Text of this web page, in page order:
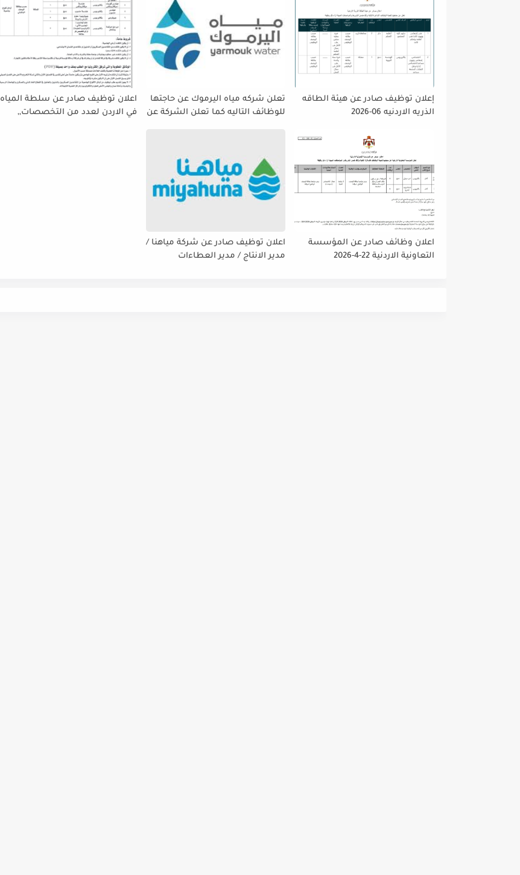
إعلان توظيف صادر عن هيئة الطاقه
الذريه الاردنيه 06-2026
تعلن شركه مياه اليرموك عن حاجتها
للوظائف التاليه كما تعلن الشركة عن
على إتاحة الفرصة الكافية أمام
الجميع لاستكمال إجراءات التقديم.
اعلان توظيف صادر عن سلطة المياه
في الاردن لعدد من التخصصات,,
اعلان وظائف صادر عن المؤسسة
التعاونية الاردنية 22-4-2026
اعلان توظيف صادر عن شركة مياهنا /
مدير الانتاج / مدير العطاءات